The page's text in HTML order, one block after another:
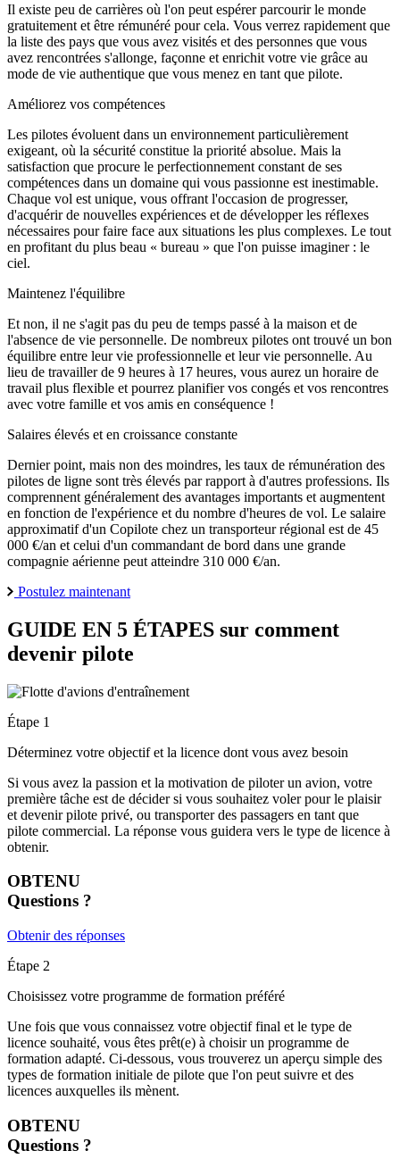
Il existe peu de carrières où l'on peut espérer parcourir le monde
gratuitement et être rémunéré pour cela. Vous verrez rapidement que
la liste des pays que vous avez visités et des personnes que vous
avez rencontrées s'allonge, façonne et enrichit votre vie grâce au
mode de vie authentique que vous menez en tant que pilote.
Améliorez vos compétences
Les pilotes évoluent dans un environnement particulièrement
exigeant, où la sécurité constitue la priorité absolue. Mais la
satisfaction que procure le perfectionnement constant de ses
compétences dans un domaine qui vous passionne est inestimable.
Chaque vol est unique, vous offrant l'occasion de progresser,
d'acquérir de nouvelles expériences et de développer les réflexes
nécessaires pour faire face aux situations les plus complexes. Le tout
en profitant du plus beau « bureau » que l'on puisse imaginer : le
ciel.
Maintenez l'équilibre
Et non, il ne s'agit pas du peu de temps passé à la maison et de
l'absence de vie personnelle. De nombreux pilotes ont trouvé un bon
équilibre entre leur vie professionnelle et leur vie personnelle. Au
lieu de travailler de 9 heures à 17 heures, vous aurez un horaire de
travail plus flexible et pourrez planifier vos congés et vos rencontres
avec votre famille et vos amis en conséquence !
Salaires élevés et en croissance constante
Dernier point, mais non des moindres, les taux de rémunération des
pilotes de ligne sont très élevés par rapport à d'autres professions. Ils
comprennent généralement des avantages importants et augmentent
en fonction de l'expérience et du nombre d'heures de vol. Le salaire
approximatif d'un Copilote chez un transporteur régional est de 45
000 €/an et celui d'un commandant de bord dans une grande
compagnie aérienne peut atteindre 310 000 €/an.
Postulez maintenant
GUIDE EN 5 ÉTAPES sur comment
devenir pilote
Étape 1
Déterminez votre objectif et la licence dont vous avez besoin
Si vous avez la passion et la motivation de piloter un avion, votre
première tâche est de décider si vous souhaitez voler pour le plaisir
et devenir pilote privé, ou transporter des passagers en tant que
pilote commercial. La réponse vous guidera vers le type de licence à
obtenir.
OBTENU
Questions ?
Obtenir des réponses
Étape 2
Choisissez votre programme de formation préféré
Une fois que vous connaissez votre objectif final et le type de
licence souhaité, vous êtes prêt(e) à choisir un programme de
formation adapté. Ci-dessous, vous trouverez un aperçu simple des
types de formation initiale de pilote que l'on peut suivre et des
licences auxquelles ils mènent.
OBTENU
Questions ?